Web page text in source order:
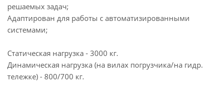
решаемых задач;
Адаптирован для работы с автоматизированными
системами;
Статическая нагрузка - 3000 кг.
Динамическая нагрузка (на вилах погрузчика/на гидр.
тележке) - 800/700 кг.